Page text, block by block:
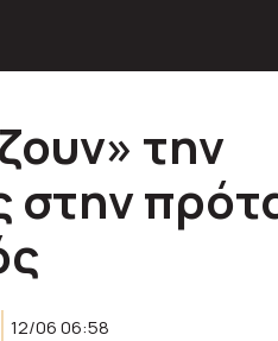
την
12/06 06:58